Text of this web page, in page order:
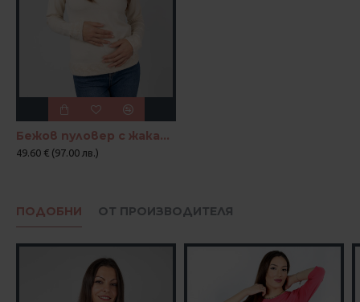
Бежов пуловер с жакардови акценти "Нежен контраст"
49.60 € (97.00 лв.)
ПОДОБНИ ОТ ПРОИЗВОДИТЕЛЯ